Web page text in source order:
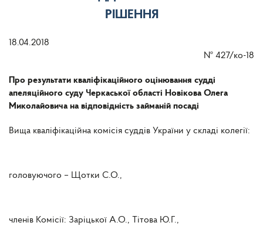
РІШЕННЯ
18.04.2018
№ 427/ко-18
Про результати кваліфікаційного оцінювання судді
апеляційного суду Черкаської області Новікова Олега
Миколайовича на відповідність займаній посаді
Вища кваліфікаційна комісія суддів України у складі колегії:
головуючого – Щотки С.О.,
членів Комісії: Заріцької А.О., Тітова Ю.Г.,